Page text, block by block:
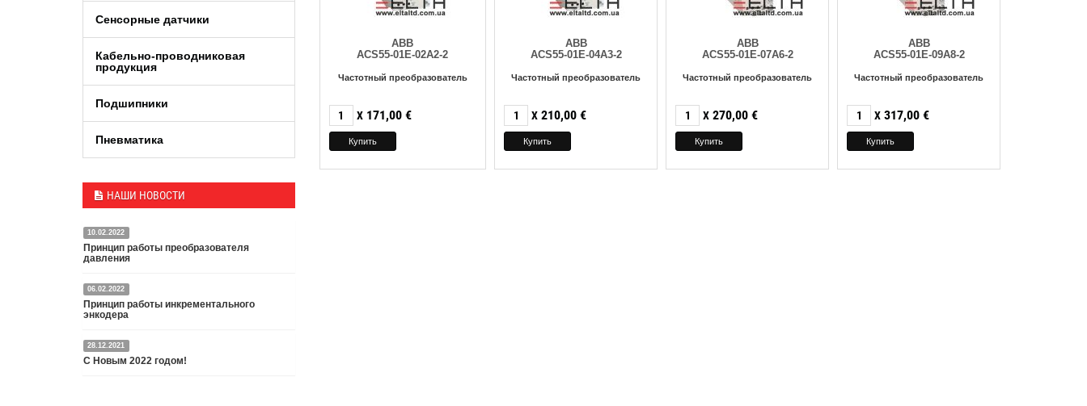
Сенсорные датчики
Кабельно-проводниковая
продукция
Подшипники
Пневматика
НАШИ НОВОСТИ
10.02.2022
Принцип работы преобразователя
давления
Датчик или преобразователь давления — это
специальное устройство, преобразующее
давление среды в пропорциональный
Подробнее
06.02.2022
Принцип работы инкрементального
энкодера
Энкодер представляет собой специальный датчик,
преобразующий угловое перемещение в
28.12.2021
С Новым 2022 годом!
ABB
ACS55-01E-02A2-2
Частотный преобразователь
X 171,00 €
ABB
ACS55-01E-04A3-2
Частотный преобразователь
X 210,00 €
ABB
ACS55-01E-07A6-2
Частотный преобразователь
X 270,00 €
ABB
ACS55-01E-09A8-2
Частотный преобразователь
X 317,00 €